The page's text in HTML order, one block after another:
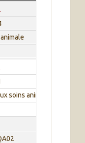
soins animaux